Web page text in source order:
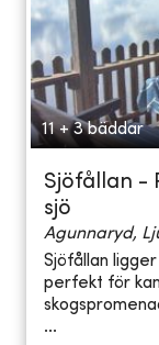
11 + 3 bäddar
Sjöfållan -
sjö
Agunnaryd,
Sjöfållan
perfekt för
...